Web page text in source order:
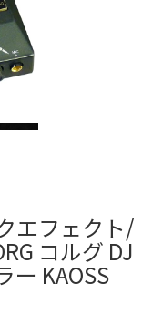
エフェクト/
コルグ DJ
ー KAOSS